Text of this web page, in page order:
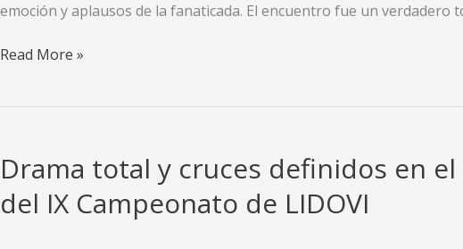
emoción y aplausos de la fanaticada. El encuentro fue un verdadero
División
el
de
Read More »
Drama total y cruces definidos en
del IX Campeonato de LIDOVI